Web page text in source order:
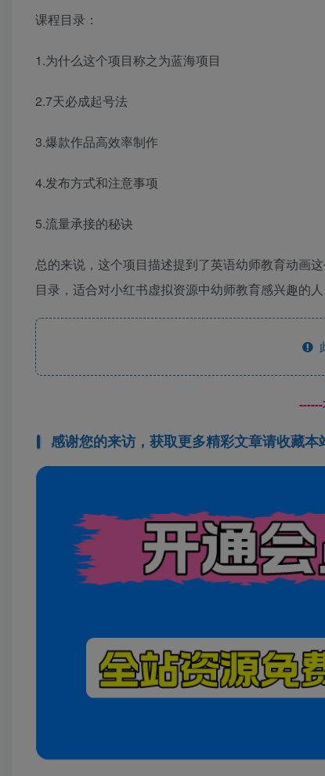
课程目录：
1.为什么这个项目称之为蓝海项目
2.7天必成起号法
3.爆款作品高效率制作
4.发布方式和注意事项
5.流量承接的秘诀
总的来说，这个项目描述提到了英语幼师教育动画
目录，适合对小红书虚拟资源中幼师教育感兴趣的人
感谢您的来访，获取更多精彩文章请收藏本